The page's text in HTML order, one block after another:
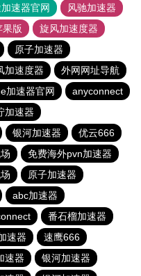
速器官网
风驰加速器
果版
旋风加速度器
原子加速器
加速度器
外网网址导航
加速器官网
anyconnect
加速器
银河加速器
优云666
免费海外pvn加速器
原子加速器
abc加速器
番石榴加速器
速器
速鹰666
速器
银河加速器